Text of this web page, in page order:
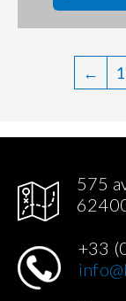
← 1
575
+33